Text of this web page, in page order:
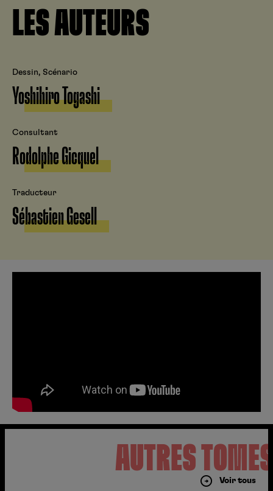
LES AUTEURS
Dessin, Scénario
Yoshihiro Togashi
Consultant
Rodolphe Gicquel
Traducteur
Sébastien Gesell
AUTRES
Voir tous